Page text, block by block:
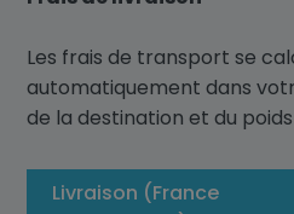
Les frais de transport se
automatiquement dans
de la destination et du
Livraison (France